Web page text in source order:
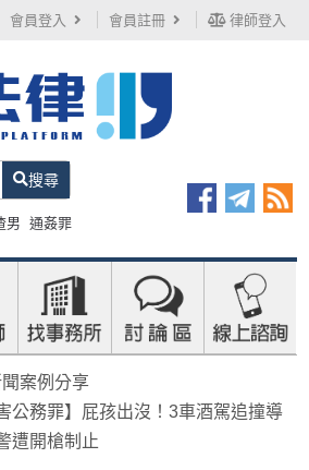
會員登入 會員註冊 律師登入
搜尋
男 通姦罪
案例分享
公務罪】屁孩出沒！3車酒駕追撞導
遭開槍制止